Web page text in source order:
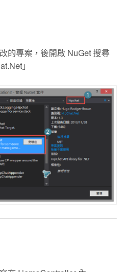
的專案，後開啟 NuGet 搜尋
」